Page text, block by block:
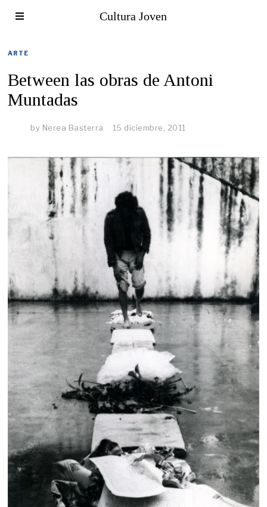
Cultura Joven
ARTE
Between las obras de Antoni
Muntadas
by Nerea Basterra 15 diciembre, 2011